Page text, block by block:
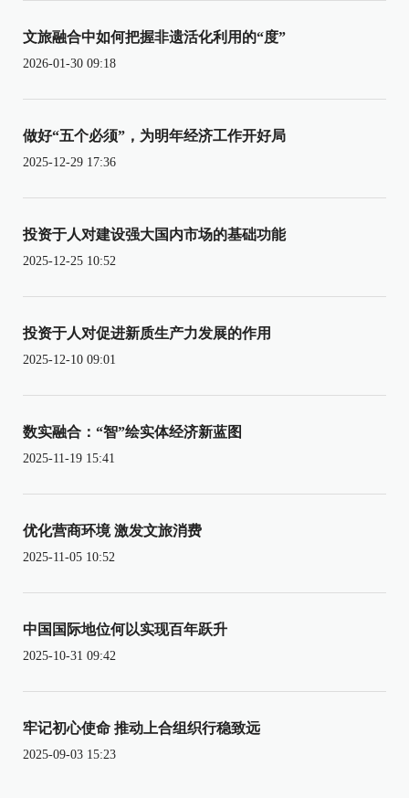
文旅融合中如何把握非遗活化利用的“度”
2026-01-30 09:18
做好“五个必须”，为明年经济工作开好局
2025-12-29 17:36
投资于人对建设强大国内市场的基础功能
2025-12-25 10:52
投资于人对促进新质生产力发展的作用
2025-12-10 09:01
数实融合：“智”绘实体经济新蓝图
2025-11-19 15:41
优化营商环境 激发文旅消费
2025-11-05 10:52
中国国际地位何以实现百年跃升
2025-10-31 09:42
牢记初心使命 推动上合组织行稳致远
2025-09-03 15:23